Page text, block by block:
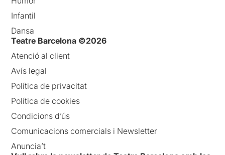
Infantil
Dansa
Teatre Barcelona ©2026
Atenció al client
Avís legal
Política de privacitat
Política de cookies
Condicions d’ús
Comunicacions comercials i Newsletter
Anuncia’t